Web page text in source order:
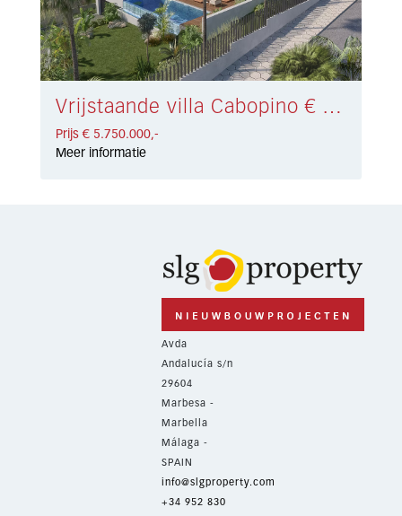
Vrijstaande villa Cabopino € 5.750.000,-
Prijs € 5.750.000,-
Meer informatie
Avda
Andalucía s/n
29604
Marbesa -
Marbella
Málaga -
SPAIN
info@slgproperty.com
+34 952 830